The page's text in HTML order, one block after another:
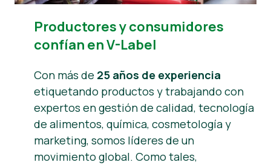
Productores y consumidores
confían en V-Label
Con más de 25 años de experiencia
etiquetando productos y trabajando con
expertos en gestión de calidad, tecnología
de alimentos, química, cosmetología y
marketing, somos líderes de un
movimiento global. Como tales,